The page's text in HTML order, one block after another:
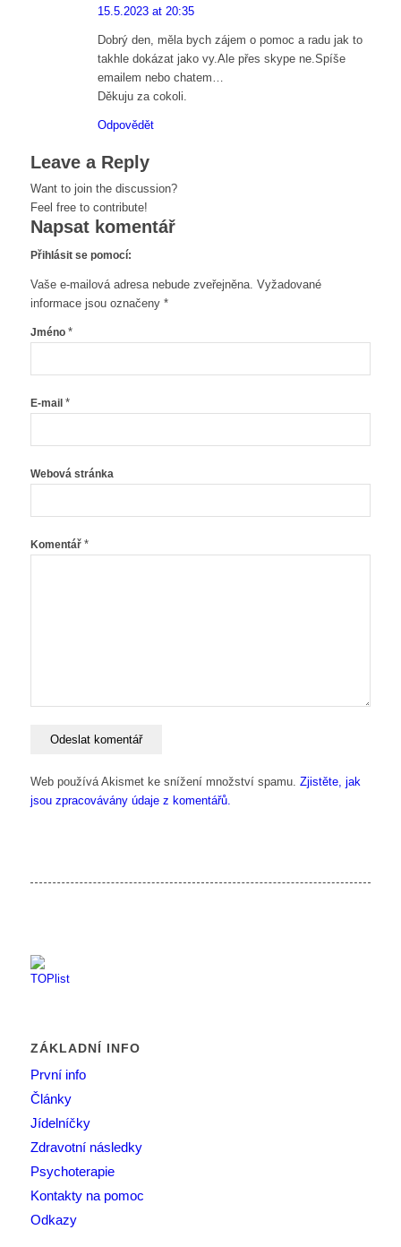
15.5.2023 at 20:35
Dobrý den, měla bych zájem o pomoc a radu jak to
takhle dokázat jako vy.Ale přes skype ne.Spíše
emailem nebo chatem…
Děkuju za cokoli.
Odpovědět
Leave a Reply
Want to join the discussion?
Feel free to contribute!
Napsat komentář
Přihlásit se pomocí:
Vaše e-mailová adresa nebude zveřejněna. Vyžadované
informace jsou označeny *
Jméno *
E-mail *
Webová stránka
Komentář *
Web používá Akismet ke snížení množství spamu. Zjistěte, jak
jsou zpracovávány údaje z komentářů.
ZÁKLADNÍ INFO
První info
Články
Jídelníčky
Zdravotní následky
Psychoterapie
Kontakty na pomoc
Odkazy